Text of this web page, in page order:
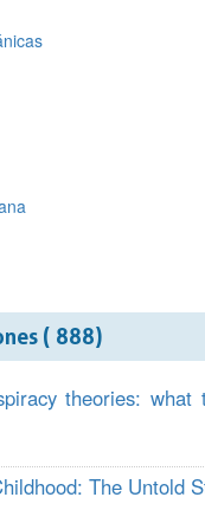
( 888)
theories: what
The Untold